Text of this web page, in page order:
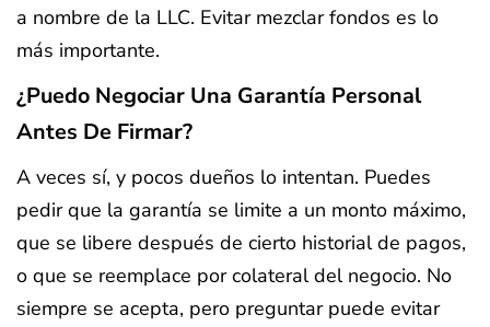
a nombre de la LLC. Evitar mezclar fondos es lo
más importante.
¿Puedo Negociar Una Garantía Personal
Antes De Firmar?
A veces sí, y pocos dueños lo intentan. Puedes
pedir que la garantía se limite a un monto máximo,
que se libere después de cierto historial de pagos,
o que se reemplace por colateral del negocio. No
siempre se acepta, pero preguntar puede evitar